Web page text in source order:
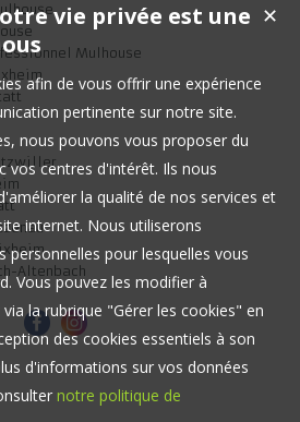
Mulhouse
Altenbach
✕
vie privée est une
afin de vous offrir une expérience
pertinente sur notre site.
nous pouvons vous proposer du
vos centres d'intérêt. Ils nous
la qualité de nos services et
internet. Nous utiliserons
personnelles pour lesquelles vous
Vous pouvez les modifier à
la rubrique "Gérer les cookies" en
des cookies essentiels à son
d'informations sur vos données
notre politique de